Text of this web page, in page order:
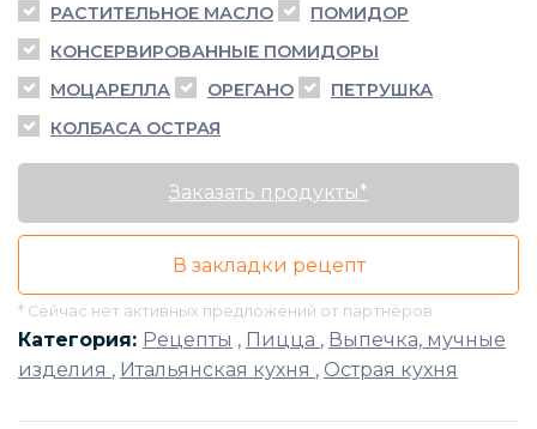
РАСТИТЕЛЬНОЕ МАСЛО
ПОМИДОР
КОНСЕРВИРОВАННЫЕ ПОМИДОРЫ
МОЦАРЕЛЛА
ОРЕГАНО
ПЕТРУШКА
КОЛБАСА ОСТРАЯ
Заказать продукты*
В закладки рецепт
* Сейчас нет активных предложений от партнёров
Категория: Рецепты , Пицца , Выпечка, мучные
изделия , Итальянская кухня , Острая кухня